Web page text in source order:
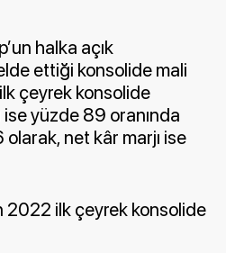
halka açık
ettiği konsolide mali
ilk çeyrek konsolide
ise yüzde 89 oranında
olarak, net kâr marjı ise
2022 ilk çeyrek konsolide